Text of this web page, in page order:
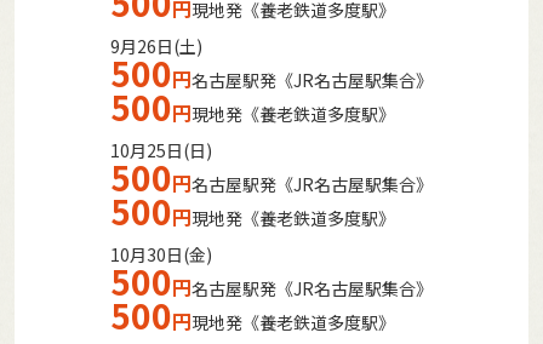
円現地発《養老鉄道多度駅》
9月26日(土)
500円名古屋駅発《JR名古屋駅集合》
500円現地発《養老鉄道多度駅》
10月25日(日)
500円名古屋駅発《JR名古屋駅集合》
500円現地発《養老鉄道多度駅》
10月30日(金)
500円名古屋駅発《JR名古屋駅集合》
500円現地発《養老鉄道多度駅》